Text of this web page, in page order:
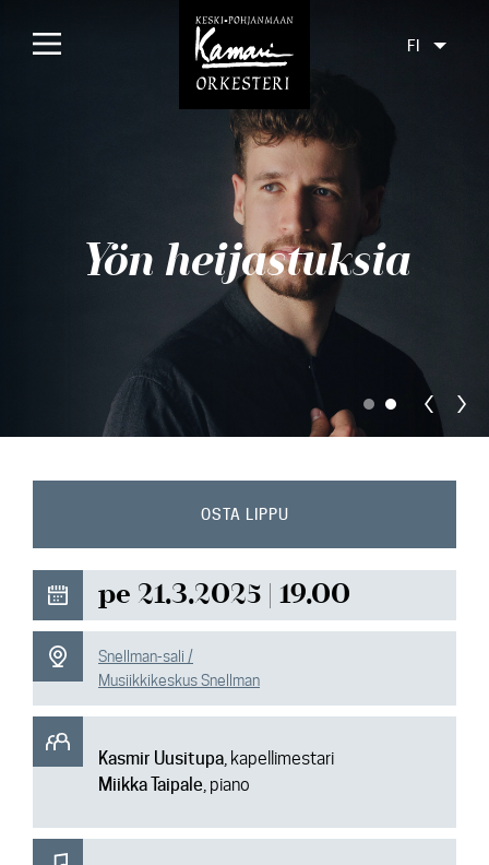
Menneet
Orkesteri
Yhteys
FI
Yön heijastuksia
OSTA LIPPU
pe 21.3.2025 | 19.00
Snellman-sali /
Musiikkikeskus Snellman
Kasmir Uusitupa, kapellimestari
Miikka Taipale, piano